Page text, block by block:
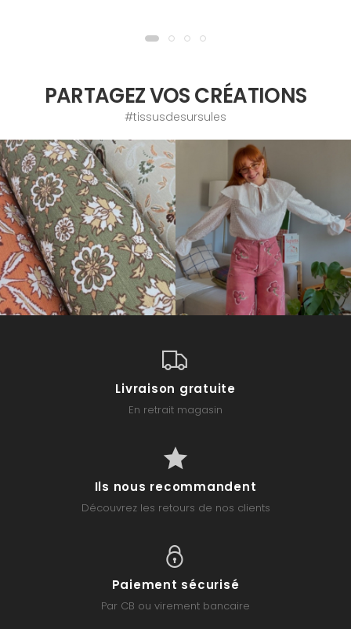
PARTAGEZ VOS CRÉATIONS
#tissusdesursules
Livraison gratuite
En retrait magasin
Ils nous recommandent
Découvrez les retours de nos clients
Paiement sécurisé
Par CB ou virement bancaire